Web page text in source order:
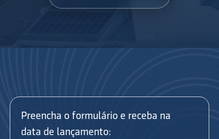
Preencha o formulário e receba na
data de lançamento: